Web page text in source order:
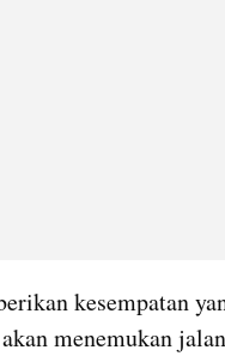
kesempatan
menemukan